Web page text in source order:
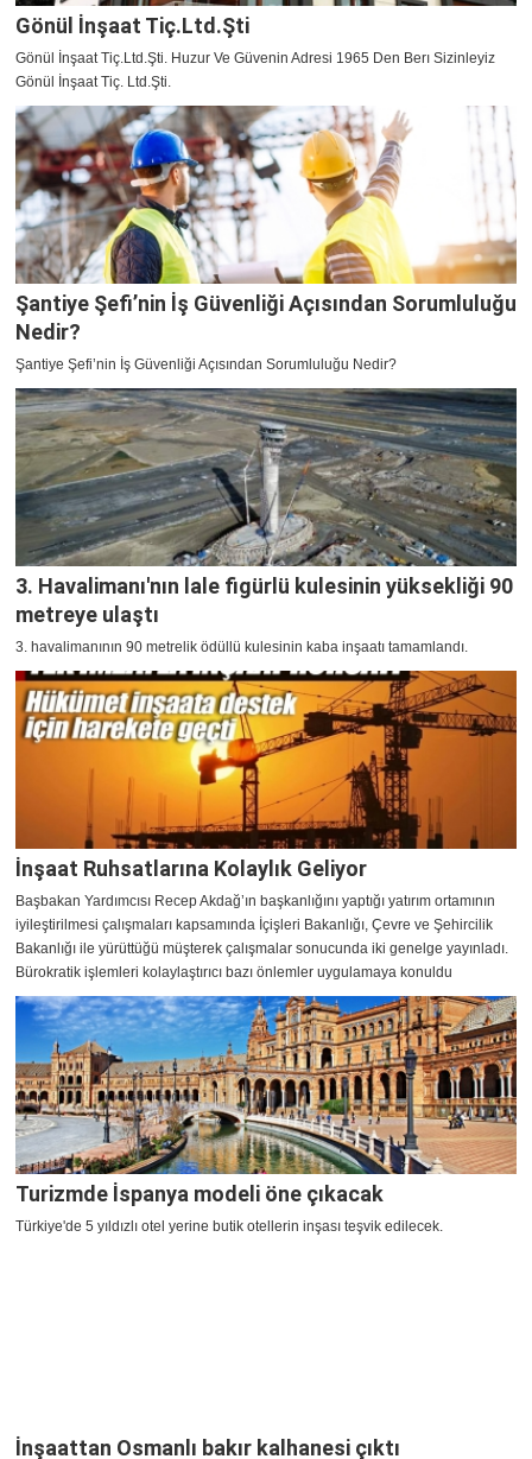
Gönül İnşaat Tiç.Ltd.Şti
Gönül İnşaat Tiç.Ltd.Şti. Huzur Ve Güvenin Adresi 1965 Den Berı Sizinleyiz
Gönül İnşaat Tiç. Ltd.Şti.
Şantiye Şefi’nin İş Güvenliği Açısından Sorumluluğu
Nedir?
Şantiye Şefi’nin İş Güvenliği Açısından Sorumluluğu Nedir?
3. Havalimanı'nın lale figürlü kulesinin yüksekliği 90
metreye ulaştı
3. havalimanının 90 metrelik ödüllü kulesinin kaba inşaatı tamamlandı.
İnşaat Ruhsatlarına Kolaylık Geliyor
Başbakan Yardımcısı Recep Akdağ’ın başkanlığını yaptığı yatırım ortamının
iyileştirilmesi çalışmaları kapsamında İçişleri Bakanlığı, Çevre ve Şehircilik
Bakanlığı ile yürüttüğü müşterek çalışmalar sonucunda iki genelge yayınladı.
Bürokratik işlemleri kolaylaştırıcı bazı önlemler uygulamaya konuldu
Turizmde İspanya modeli öne çıkacak
Türkiye'de 5 yıldızlı otel yerine butik otellerin inşası teşvik edilecek.
İnşaattan Osmanlı bakır kalhanesi çıktı